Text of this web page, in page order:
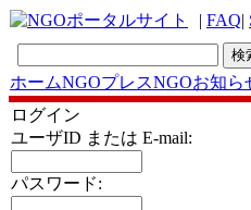
| FAQ|
ホームNGOプレスNGOお知ら
ログイン
ユーザID または E-mail:
パスワード: